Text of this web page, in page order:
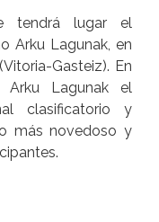
tendrá lugar el
Arku Lagunak, en
Gasteiz). En
Lagunak el
clasificatorio y
más novedoso y